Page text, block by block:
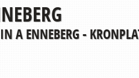
A ENNEBERG -